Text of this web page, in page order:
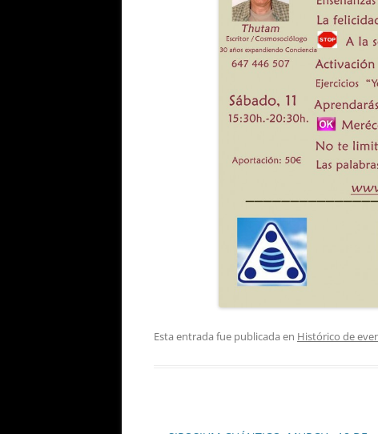
Esta entrada fue publicada en Histórico de